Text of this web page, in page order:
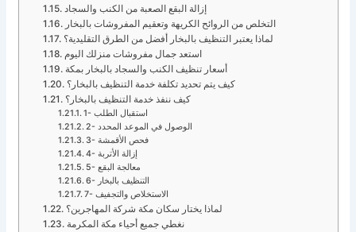
إزالة البقع الصعبة من الكنب والسجاد
التخلص من الروائح الكريهة وتعقيم المفروشات بالبخار
لماذا يعتبر التنظيف بالبخار أفضل من الطرق التقليدية؟
استعد جمال مفروشات منزلك اليوم
أسعار تنظيف الكنب والسجاد بالبخار بمكة
كيف يتم تحديد تكلفة خدمة التنظيف بالبخار؟
كيف ننفذ خدمة التنظيف بالبخار؟
1- استقبال الطلب
2- الوصول في الموعد المحدد
3- فحص الأقمشة
4- إزالة الأتربة
5- معالجة البقع
6- التنظيف بالبخار
7- الاستخلاص والتجفيف
لماذا يختار سكان مكة شركة المهاجرين؟
نغطي جميع أحياء مكة المكرمة